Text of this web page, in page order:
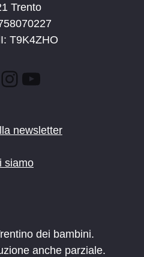
Trento
T9K4ZHO
Instagram
YouTube
newsletter
siamo
dei bambini.
anche parziale.